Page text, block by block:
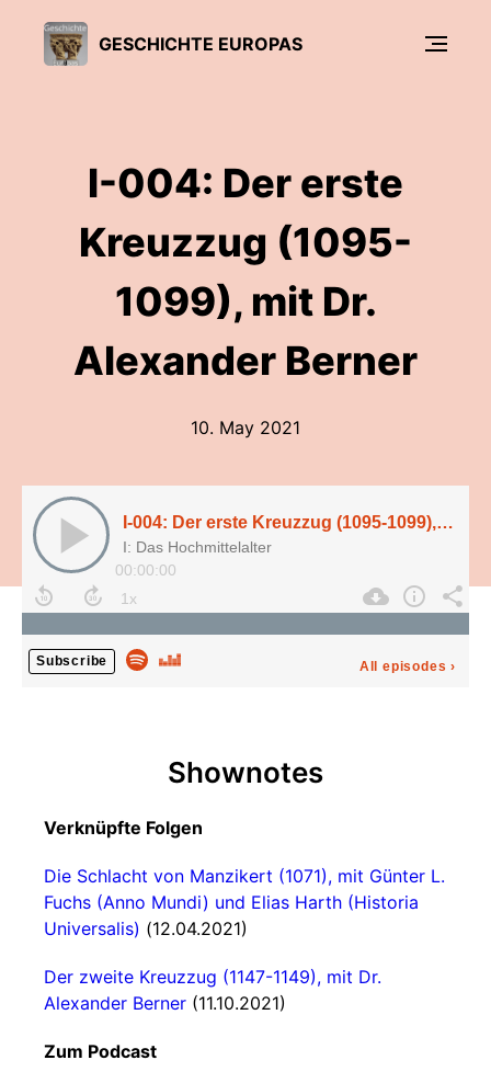
GESCHICHTE EUROPAS
I-004: Der erste
Kreuzzug (1095-
1099), mit Dr.
Alexander Berner
10. May 2021
I-004: Der erste Kreuzzug (1095-1099), mit Dr. Alexander Berner
I: Das Hochmittelalter
00:00:00
Subscribe All episodes ›
Shownotes
Verknüpfte Folgen
Die Schlacht von Manzikert (1071), mit Günter L.
Fuchs (Anno Mundi) und Elias Harth (Historia
Universalis) (12.04.2021)
Der zweite Kreuzzug (1147-1149), mit Dr.
Alexander Berner (11.10.2021)
Zum Podcast